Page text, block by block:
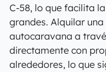
C-58, lo que facilita
grandes. Alquilar
autocaravana a
directamente con
alrededores, lo que